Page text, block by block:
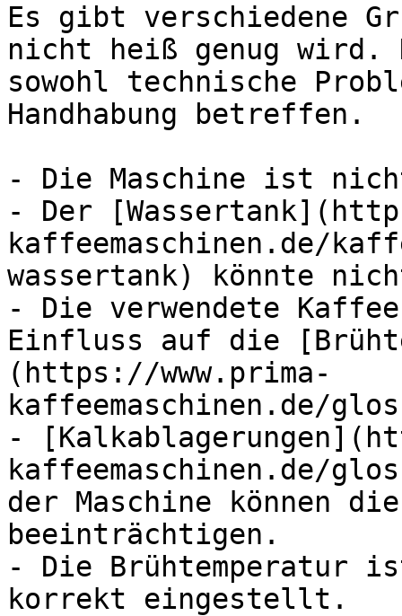
Es gibt verschiedene
nicht heiß genug wird.
sowohl technische
Handhabung betreffen.
- Die Maschine ist
- Der
kaffeemaschinen.de/
wassertank) könnte
- Die verwendete
Einfluss auf die
(https://www.prima-
kaffeemaschinen.de/
-
kaffeemaschinen.de/
der Maschine können
beeinträchtigen.
- Die Brühtemperatur
korrekt eingestellt.